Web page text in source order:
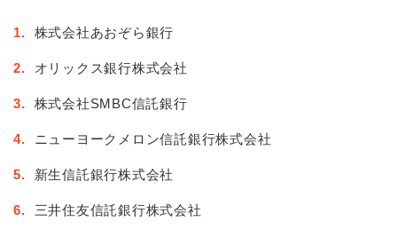
1. 株式会社あおぞら銀行
2. オリックス銀行株式会社
3. 株式会社SMBC信託銀行
4. ニューヨークメロン信託銀行株式会社
5. 新生信託銀行株式会社
6. 三井住友信託銀行株式会社